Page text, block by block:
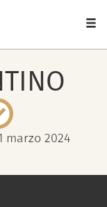
marzo 2024